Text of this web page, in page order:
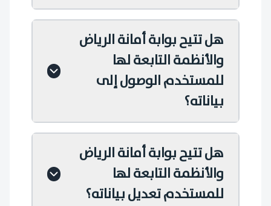
هل تتيح بوابة أمانة الرياض
والأنظمة التابعة لها
للمستخدم الوصول إلى
بياناته؟
هل تتيح بوابة أمانة الرياض
والأنظمة التابعة لها
للمستخدم تعديل بياناته؟